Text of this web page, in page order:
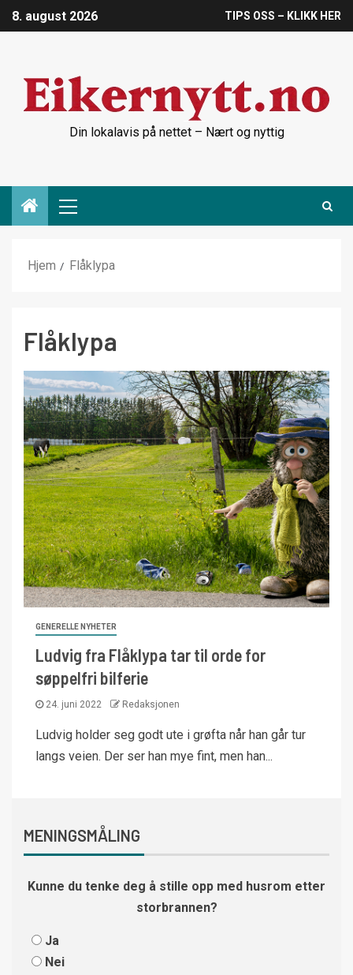
8. august 2026 TIPS OSS – KLIKK HER
Din lokalavis på nettet – Nært og nyttig
Hjem Flåklypa
Flåklypa
GENERELLE NYHETER
Ludvig fra Flåklypa tar til orde for
søppelfri bilferie
24. juni 2022 Redaksjonen
Ludvig holder seg godt ute i grøfta når han går tur
langs veien. Der ser han mye fint, men han...
MENINGSMÅLING
Kunne du tenke deg å stille opp med husrom etter
storbrannen?
Ja
Nei